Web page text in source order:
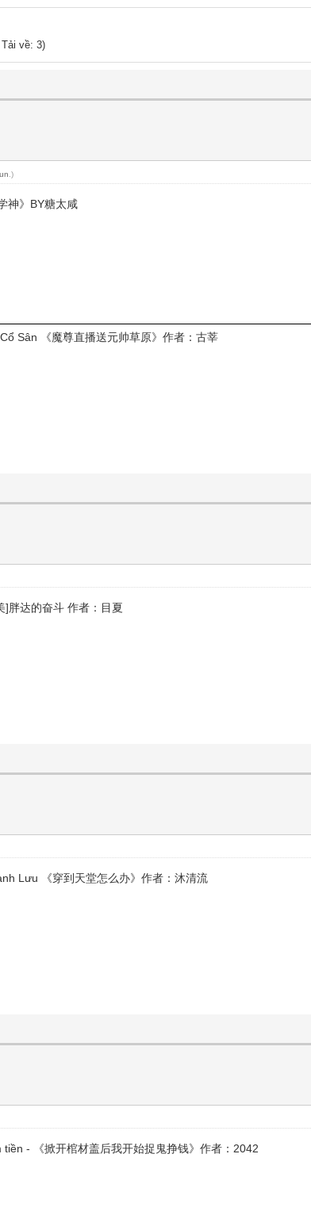
về: 3)
.)
神》BY糖太咸
Sân 《魔尊直播送元帅草原》作者：古莘
胖达的奋斗 作者：目夏
Lưu 《穿到天堂怎么办》作者：沐清流
- 《掀开棺材盖后我开始捉鬼挣钱》作者：2042